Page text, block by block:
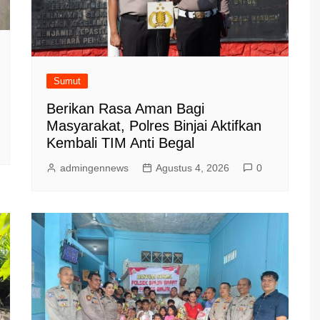
Sumut
Berikan Rasa Aman Bagi
Masyarakat, Polres Binjai Aktifkan
Kembali TIM Anti Begal
admingennews Agustus 4, 2026 0